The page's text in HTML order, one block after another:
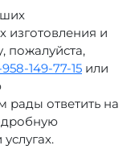
изготовления и
пожалуйста,
149-77-15 или
рады ответить на